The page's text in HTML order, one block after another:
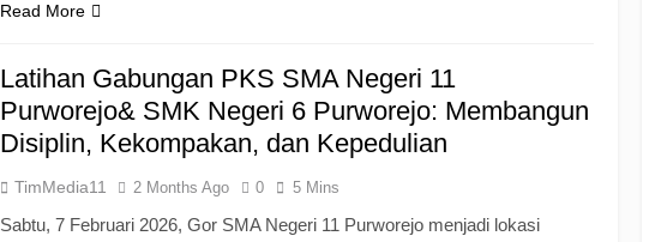
Read More
Latihan Gabungan PKS SMA Negeri 11
Purworejo& SMK Negeri 6 Purworejo: Membangun
Disiplin, Kekompakan, dan Kepedulian
TimMedia11 2 Months Ago 0 5 Mins
Sabtu, 7 Februari 2026, Gor SMA Negeri 11 Purworejo menjadi lokasi